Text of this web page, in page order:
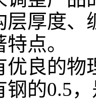
层厚度
点。
优良的物
钢的0.5